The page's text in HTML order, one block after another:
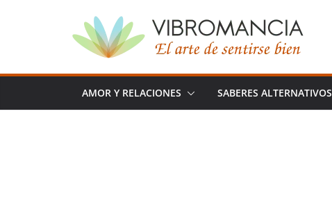
AMOR Y RELACIONES SABERES ALTERNATIVOS